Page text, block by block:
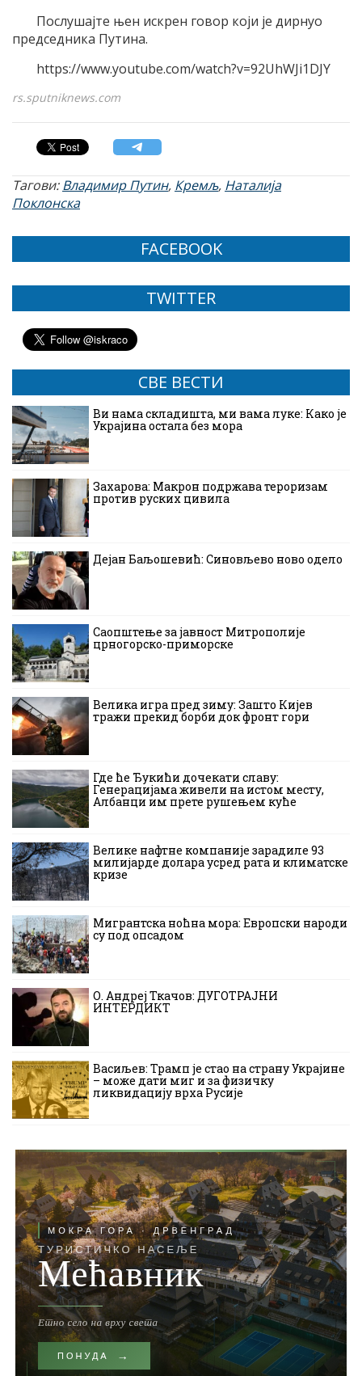
Послушајте њен искрен говор који је дирнуо
председника Путина.
https://www.youtube.com/watch?v=92UhWJi1DJY
rs.sputniknews.com
Тагови:Владимир Путин, Кремљ, Наталија
Поклонска
FACEBOOK
TWITTER
СВЕ ВЕСТИ
Ви нама складишта, ми вама луке: Како је
Украјина остала без мора
Захарова: Макрон подржава тероризам
против руских цивила
Дејан Баљошевић: Синовљево ново одело
Саопштење за јавност Митрополије
црногорско-приморске
Велика игра пред зиму: Зашто Кијев
тражи прекид борби док фронт гори
Где ће Ђукићи дочекати славу:
Генерацијама живели на истом месту,
Албанци им прете рушењем куће
Велике нафтне компаније зарадиле 93
милијарде долара усред рата и климатске
кризе
Мигрантска ноћна мора: Европски народи
су под опсадом
О. Андреј Ткачов: ДУГОТРАЈНИ
ИНТЕРДИКТ
Васиљев: Трамп је стао на страну Украјине
– може дати миг и за физичку
ликвидацију врха Русије